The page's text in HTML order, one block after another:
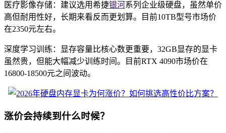
医疗影像存储：建议选用希捷银河系列企业级硬盘，虽然单价
高但耐用性好，长期来看反而更划算。目前10TB型号市场价
在2350元左右。
深度学习训练：显存容量比核心数更重要，32GB显存的显卡
虽然贵，但能大幅减少训练时间。目前RTX 4090市场价在
16800-18500元之间波动。
涨价会持续到什么时候？